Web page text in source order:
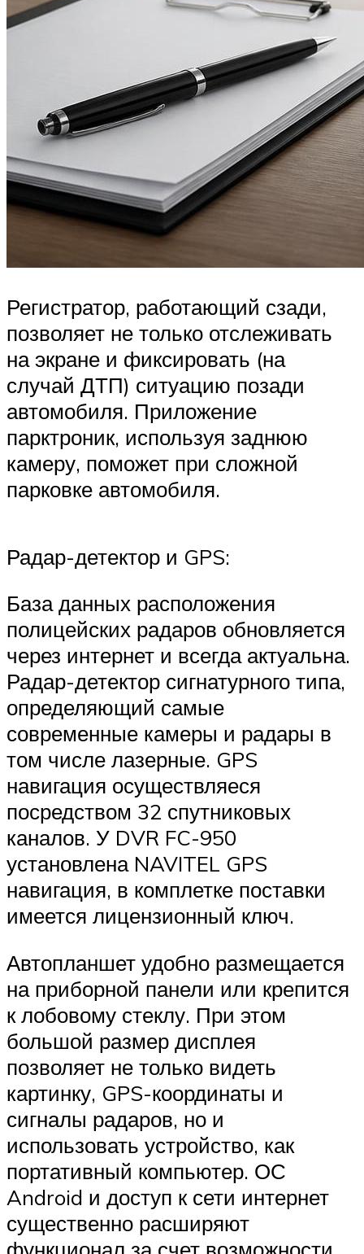
Регистратор, работающий сзади,
позволяет не только отслеживать
на экране и фиксировать (на
случай ДТП) ситуацию позади
автомобиля. Приложение
парктроник, используя заднюю
камеру, поможет при сложной
парковке автомобиля.
Радар-детектор и GPS:
База данных расположения
полицейских радаров обновляется
через интернет и всегда актуальна.
Радар-детектор сигнатурного типа,
определяющий самые
современные камеры и радары в
том числе лазерные. GPS
навигация осуществляеся
посредством 32 спутниковых
каналов. У DVR FC-950
установлена NAVITEL GPS
навигация, в комплетке поставки
имеется лицензионный ключ.
Автопланшет удобно размещается
на приборной панели или крепится
к лобовому стеклу. При этом
большой размер дисплея
позволяет не только видеть
картинку, GPS-координаты и
сигналы радаров, но и
использовать устройство, как
портативный компьютер. ОС
Android и доступ к сети интернет
существенно расширяют